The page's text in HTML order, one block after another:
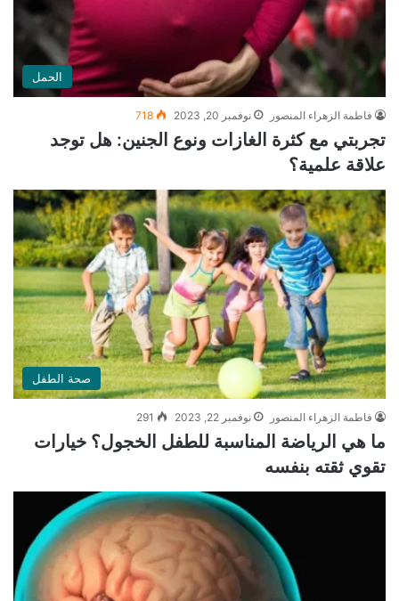
الحمل
فاطمة الزهراء المنصور نوفمبر 20, 2023 718
تجربتي مع كثرة الغازات ونوع الجنين: هل توجد
علاقة علمية؟
صحة الطفل
فاطمة الزهراء المنصور نوفمبر 22, 2023 291
ما هي الرياضة المناسبة للطفل الخجول؟ خيارات
تقوي ثقته بنفسه